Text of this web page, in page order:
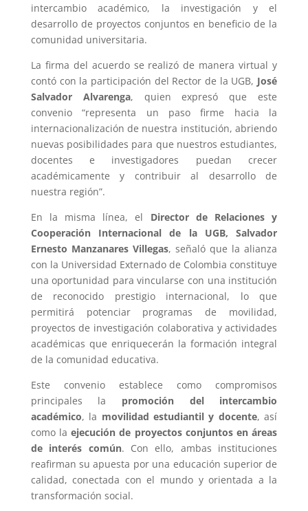
intercambio académico, la investigación y el
desarrollo de proyectos conjuntos en beneficio de la
comunidad universitaria.
La firma del acuerdo se realizó de manera virtual y
contó con la participación del Rector de la UGB, José
Salvador Alvarenga, quien expresó que este
convenio “representa un paso firme hacia la
internacionalización de nuestra institución, abriendo
nuevas posibilidades para que nuestros estudiantes,
docentes e investigadores puedan crecer
académicamente y contribuir al desarrollo de
nuestra región”.
En la misma línea, el Director de Relaciones y
Cooperación Internacional de la UGB, Salvador
Ernesto Manzanares Villegas, señaló que la alianza
con la Universidad Externado de Colombia constituye
una oportunidad para vincularse con una institución
de reconocido prestigio internacional, lo que
permitirá potenciar programas de movilidad,
proyectos de investigación colaborativa y actividades
académicas que enriquecerán la formación integral
de la comunidad educativa.
Este convenio establece como compromisos
principales la promoción del intercambio
académico, la movilidad estudiantil y docente, así
como laejecución de proyectos conjuntos en áreas
de interés común. Con ello, ambas instituciones
reafirman su apuesta por una educación superior de
calidad, conectada con el mundo y orientada a la
transformación social.